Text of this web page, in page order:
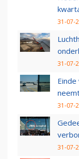
31-07-
31-07-
31-07-
31-07-